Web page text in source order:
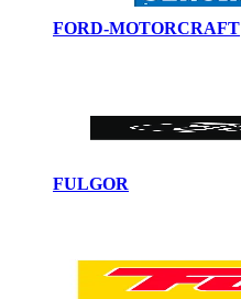
FORD-MOTORCRAFT
FULGOR